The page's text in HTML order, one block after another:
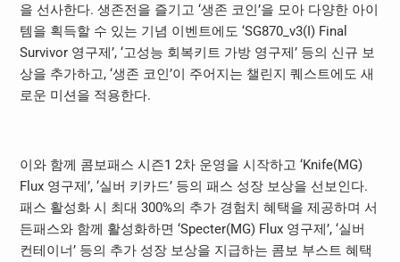
을 선사한다. 생존전을 즐기고 ‘생존 코인’을 모아 다양한 아이
템을 획득할 수 있는 기념 이벤트에도 ‘SG870_v3(I) Final
Survivor 영구제’, ‘고성능 회복키트 가방 영구제’ 등의 신규 보
상을 추가하고, ‘생존 코인’이 주어지는 챌린지 퀘스트에도 새
로운 미션을 적용한다.
이와 함께 콤보패스 시즌1 2차 운영을 시작하고 ‘Knife(MG)
Flux 영구제’, ‘실버 키카드’ 등의 패스 성장 보상을 선보인다.
패스 활성화 시 최대 300%의 추가 경험치 혜택을 제공하며 서
든패스와 함께 활성화하면 ‘Specter(MG) Flux 영구제’, ‘실버
컨테이너’ 등의 추가 성장 보상을 지급하는 콤보 부스트 혜택